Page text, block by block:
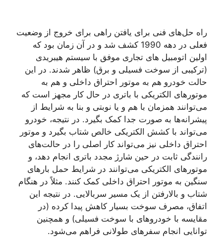
راه حل‌های فنی برای یافتن راهی برای خروج از وضعیت
فعلی در دهه 1990 کشف شد و در آن زمان بود که
اولین اتومبیل های تجاری موفق با سیستم هیبریدی
(ترکیبی از سوخت فسیلی و برق) ظاهر شدند. در این
حالت خودرو هم به موتور احتراق داخلی و هم به
موتورهای الکتریکی با باتری در حال کار مجهز است که
می‌توانند همزمان با هم و یا نوبتی و بنا به شرایط از
پیشرانه‌ها به صورت جدا کمک بگیرد. در نتیجه، خودرو
می‌تواند با کشش الکتریکی خالص شتاب بگیرد و موتور
احتراق داخلی نیز می‌تواند کار اصلی را در حالت‌های
رانندگی ثابت در حین شارژ مجدد باتری انجام دهد، و
موتورهای الکتریکی می‌توانند در شرایط حمل بارهای
سنگین به موتور احتراق داخلی کمک کنند. مثلاً در هنگام
شتاب و بالارفتن از یک مسیر سربالایی. در نتیجه این
اتفاق، مصرف سوخت بسیار کاهش پیدا کرده (در
مقایسه با خودروهای با سوخت فسیلی) و همچنین
توانایی انجام سفرهای طولانی فراهم می‌شود.